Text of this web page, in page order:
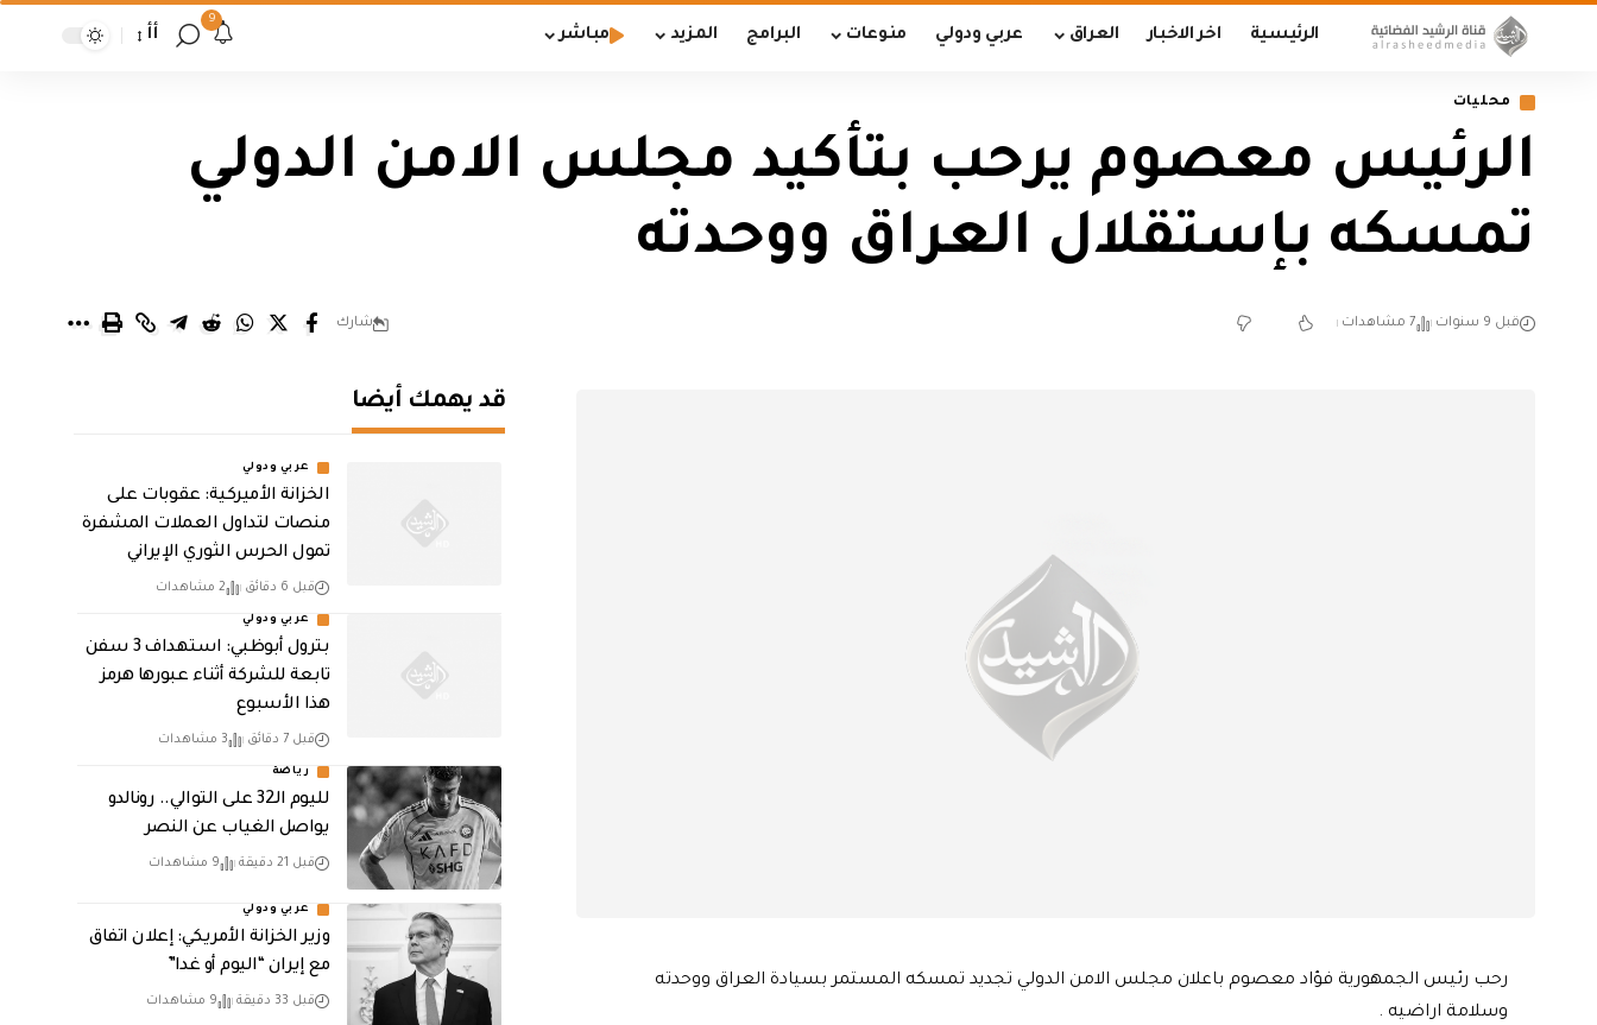
الرئيسية اخر الاخبار العراق عربي ودولي منوعات البرامج المزيد مباشر
9
أأ
محليات
الرئيس معصوم يرحب بتأكيد مجلس الامن الدولي
تمسكه بإستقلال العراق ووحدته
قبل 9 سنوات 7 مشاهدات شارك
رحب رئيس الجمهورية فؤاد ‏معصوم باعلان مجلس الامن الدولي تجديد تمسكه المستمر بسيادة العراق ووحدته
‏وسلامة اراضيه .‏
قد يهمك أيضا
عربي ودولي
الخزانة الأميركية: عقوبات على
منصات لتداول العملات المشفرة
تمول الحرس الثوري الإيراني
قبل 6 دقائق 2 مشاهدات
عربي ودولي
بترول أبوظبي: استهداف 3 سفن
تابعة للشركة أثناء عبورها هرمز
هذا الأسبوع
قبل 7 دقائق 3 مشاهدات
رياضة
لليوم الـ32 على التوالي.. رونالدو
يواصل الغياب عن النصر
قبل 21 دقيقة 9 مشاهدات
عربي ودولي
وزير الخزانة الأمريكي: إعلان اتفاق
مع إيران “اليوم أو غدا”
قبل 33 دقيقة 9 مشاهدات